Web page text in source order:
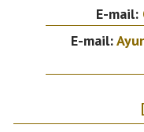
E-mail:
E-mail: